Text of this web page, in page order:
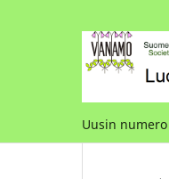
Uusin numero